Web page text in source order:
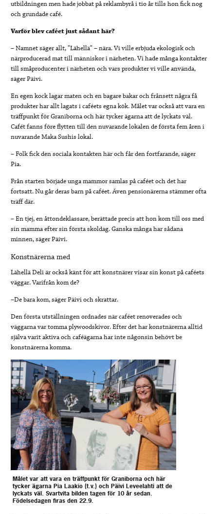
utbildningen men hade jobbat på reklambyrå i tio år tills hon fick nog
och grundade café.
Varför blev caféet just sådant här?
– Namnet säger allt, ”Lähellä” – nära. Vi ville erbjuda ekologisk och
närproducerad mat till människor i närheten. Vi hade många kontakter
till småproducenter i närheten och vars produkter vi ville använda,
säger Päivi.
En egen kock lagar maten och en bagare bakar och frånsett några få
produkter har allt lagats i caféets egna kök. Målet var också att vara en
träffpunkt för Graniborna och här tycker ägarna att de lyckats väl.
Cafét fanns före flytten till den nuvarande lokalen de första fem åren i
nuvarande Maka Sushis lokal.
– Folk fick den sociala kontakten här och får den fortfarande, säger
Pia.
Från starten började unga mammor samlas på caféet och det har
fortsatt. Nu går deras barn på caféet. Även pensionärerna stämmer ofta
träff där.
– En tjej, en åttondeklassare, berättade precis att hon kom till oss med
sin mamma efter sin första skoldag. Ganska många har sådana
minnen, säger Päivi.
Konstnärerna med
Lähellä Deli är också känt för att konstnärer visar sin konst på caféets
väggar. Varifrån kom de?
–De bara kom, säger Päivi och skrattar.
Den första utställningen ordnades när caféet renoverades och
väggarna var tomma plywoodskivor. Efter det har konstnärerna alltid
själva varit aktiva och caféägarna har inte någonsin behövt be
konstnärerna komma.
Målet var att vara en träffpunkt för Graniborna och här
tycker ägarna Pia Laakio (t.v.) och Päivi Leveelahti att de
lyckats väl. Svartvita bilden tagen för 10 år sedan.
Födelsedagen firas den 22.9.